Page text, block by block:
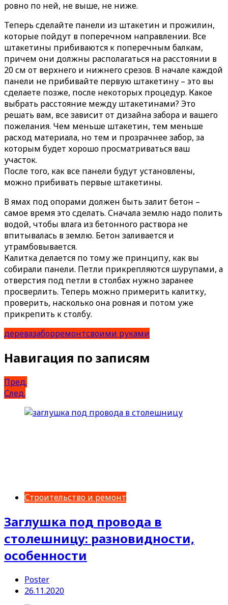
ровно по ней, не выше, не ниже.
Теперь сделайте панели из штакетин и прожилин,
которые пойдут в поперечном направлении. Все
штакетины прибиваются к поперечным балкам,
причем они должны располагаться на расстоянии в
20 см от верхнего и нижнего срезов. В начале каждой
панели не прибивайте первую штакетину – это вы
сделаете позже, после некоторых процедур. Какое
выбрать расстояние между штакетинами? Это
решать вам, все зависит от дизайна забора и вашего
пожелания. Чем меньше штакетин, тем меньше
расход материала, но тем и прозрачнее забор, за
которым будет хорошо просматриваться ваш
участок.
После того, как все панели будут установлены,
можно прибивать первые штакетины.
В ямах под опорами должен быть залит бетон –
самое время это сделать. Сначала землю надо полить
водой, чтобы влага из бетонного раствора не
впитывалась в землю. Бетон заливается и
утрамбовывается.
Калитка делается по тому же принципу, как вы
собирали панели. Петли прикрепляются шурупами, а
отверстия под петли в столбах нужно заранее
просверлить. Теперь можно примерить калитку,
проверить, насколько она ровная и потом уже
прикрепить к столбу.
деревазаборремонтсвоими руками
Навигация по записям
Пред.
След.
Строительство и ремонт
Заглушка под провода в
столешницу: разновидности,
особенности
Poster
26.11.2020